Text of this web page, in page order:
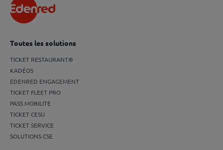
Toutes les solutions
TICKET RESTAURANT®
KADÉOS
EDENRED ENGAGEMENT
TICKET FLEET PRO
PASS MOBILITE
TICKET CESU
TICKET SERVICE
SOLUTIONS CSE